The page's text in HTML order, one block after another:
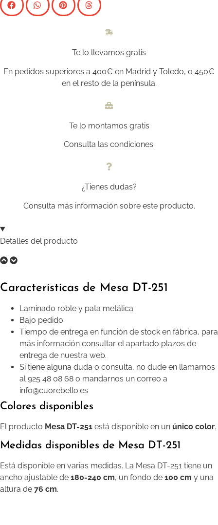
Te lo llevamos gratis
En pedidos superiores a 400€ en Madrid y Toledo, o 450€
en el resto de la península.
Te lo montamos gratis
Consulta las condiciones.
¿Tienes dudas?
Consulta más información sobre este producto.
Detalles del producto
Características de Mesa DT-251
Laminado roble y pata metálica
Bajo pedido
Tiempo de entrega en función de stock en fábrica, para
más información consultar el apartado plazos de
entrega de nuestra web.
Si tiene alguna duda o consulta, no dude en llamarnos
al 925 48 08 68 o mandarnos un correo a
info@cuorebello.es
Colores disponibles
El producto Mesa DT-251 está disponible en un único color.
Medidas disponibles de Mesa DT-251
Está disponible en varias medidas. La Mesa DT-251 tiene un
ancho ajustable de 180-240 cm, un fondo de 100 cm y una
altura de 76 cm.